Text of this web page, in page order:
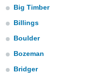
seguir
contenido
coste.
botón
a la
ACEPTAR
CONTINUAR
Big Timber
Billings
Boulder
Bozeman
Bridger